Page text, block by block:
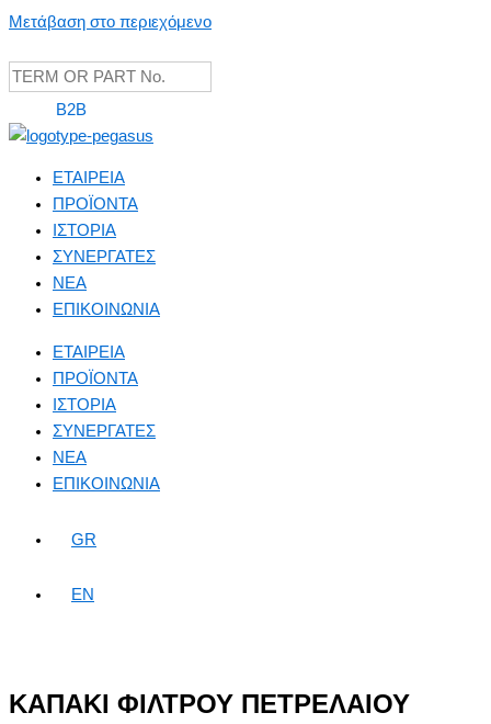
Μετάβαση στο περιεχόμενο
B2B
ΕΤΑΙΡΕΙΑ
ΠΡΟΪΟΝΤΑ
ΙΣΤΟΡΙΑ
ΣΥΝΕΡΓΑΤΕΣ
NEA
ΕΠΙΚΟΙΝΩΝΙΑ
ΕΤΑΙΡΕΙΑ
ΠΡΟΪΟΝΤΑ
ΙΣΤΟΡΙΑ
ΣΥΝΕΡΓΑΤΕΣ
NEA
ΕΠΙΚΟΙΝΩΝΙΑ
GR
EN
ΚΑΠΑΚΙ ΦΙΛΤΡΟΥ ΠΕΤΡΕΛΑΙΟΥ